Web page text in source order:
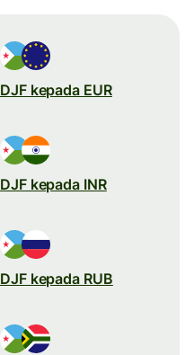
DJF kepada EUR
DJF kepada INR
DJF kepada RUB